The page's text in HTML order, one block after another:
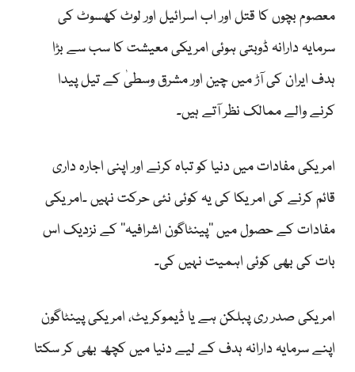
معصوم بچوں کا قتل اور اب اسرائیل اور لوٹ کھسوٹ کی
سرمایہ دارانہ ڈوبتی ہوئی امریکی معیشت کا سب سے بڑا
ہدف ایران کی آڑ میں چین اور مشرق وسطیٰ کے تیل پیدا
کرنے والے ممالک نظر آتے ہیں۔
امریکی مفادات میں دنیا کو تباہ کرنے اور اپنی اجارہ داری
قائم کرنے کی امریکا کی یہ کوئی نئی حرکت نہیں ۔امریکی
مفادات کے حصول میں ’’پینٹاگون اشرافیہ‘‘ کے نزدیک اس
بات کی بھی کوئی اہمیت نہیں کی۔
امریکی صدر ری پبلکن ہے یا ڈیموکریٹ، امریکی پینٹاگون
اپنے سرمایہ دارانہ ہدف کے لیے دنیا میں کچھ بھی کر سکتا